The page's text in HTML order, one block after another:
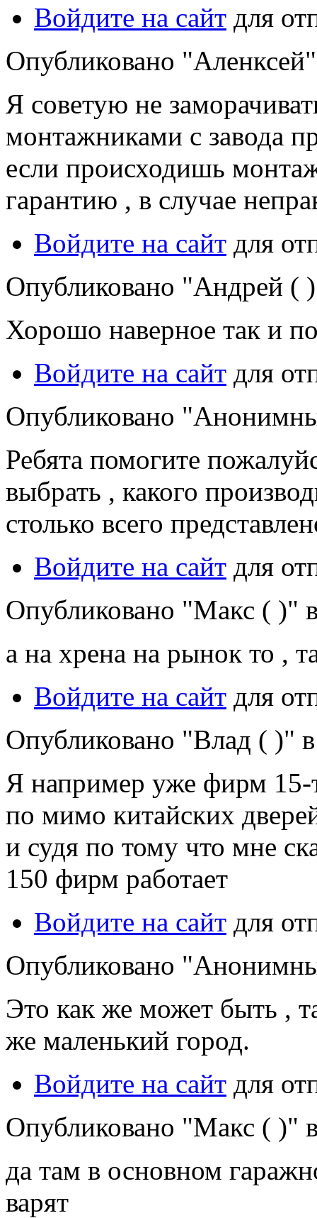
Войдите на сайт для
Опубликовано
Я советую не
монтажниками с завода
если происходишь
гарантию , в случае
Войдите на сайт для
Опубликовано "Андрей (
Хорошо наверное так и
Войдите на сайт для
Опубликовано
Ребята помогите
выбрать , какого
столько всего
Войдите на сайт для
Опубликовано "Макс ( )"
а на хрена на рынок то ,
Войдите на сайт для
Опубликовано "Влад ( )"
Я например уже фирм 15-
по мимо китайских
и судя по тому что мне
150 фирм работает
Войдите на сайт для
Опубликовано
Это как же может быть ,
же маленький город.
Войдите на сайт для
Опубликовано "Макс ( )"
да там в основном
варят